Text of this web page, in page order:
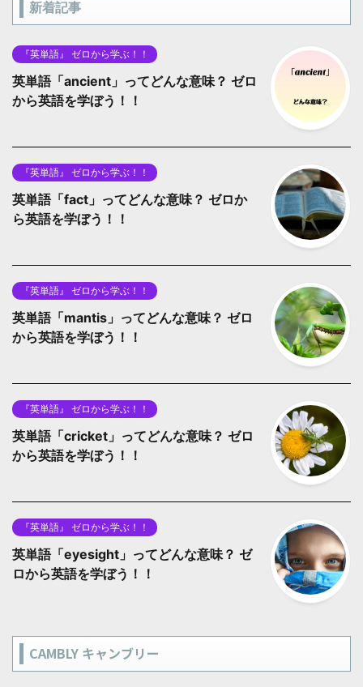
新着記事
『英単語』 ゼロから学ぶ！！
英単語「ancient」ってどんな意味？ ゼロ
から英語を学ぼう！！
『英単語』 ゼロから学ぶ！！
英単語「fact」ってどんな意味？ ゼロか
ら英語を学ぼう！！
『英単語』 ゼロから学ぶ！！
英単語「mantis」ってどんな意味？ ゼロ
から英語を学ぼう！！
『英単語』 ゼロから学ぶ！！
英単語「cricket」ってどんな意味？ ゼロ
から英語を学ぼう！！
『英単語』 ゼロから学ぶ！！
英単語「eyesight」ってどんな意味？ ゼ
ロから英語を学ぼう！！
CAMBLY キャンブリー